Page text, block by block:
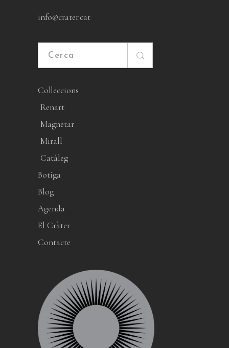
info@crater.cat
Cerca
Col·leccions
Renart
Magnetar
Mirall
Catàleg
Botiga
Blog
Agenda
El Cràter
Contacte